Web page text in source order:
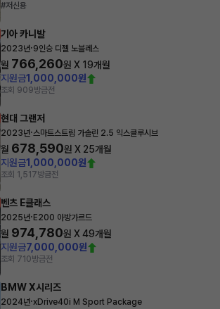
#저신용
기아 카니발
2023년·9인승 디젤 노블레스
월 766,260원 X 19개월
지원금1,000,000원
조회 909방금전
현대 그랜저
2023년·스마트스트림 가솔린 2.5 익스클루시브
월 678,590원 X 25개월
지원금1,000,000원
조회 1,517방금전
벤츠 E클래스
2025년· E200 아방가르드
월 974,780원 X49개월
지원금7,000,000원
조회 710방금전
BMW X시리즈
2024년·xDrive40i M Sport Package